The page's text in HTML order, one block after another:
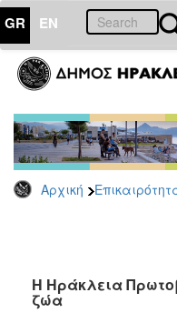
GR EN
Αρχική
ΕΠΙΚΑΙΡΟΤΗΤΑ
Παρατάξεις
Αρχείο
ΕΠΙΣΚΕΠΤΗΣ
Η Ηράκλεια
ζώα